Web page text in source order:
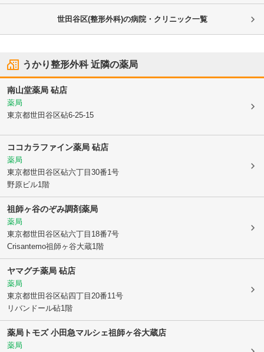
世田谷区(整形外科)の病院・クリニック一覧
うかり整形外科近隣の薬局
南山堂薬局 砧店
薬局
東京都世田谷区砧6-25-15
ココカラファイン薬局 砧店
薬局
東京都世田谷区砧六丁目30番1号
野原ビル1階
祖師ヶ谷のぞみ調剤薬局
薬局
東京都世田谷区砧六丁目18番7号
Crisantemo祖師ヶ谷大蔵1階
ヤマグチ薬局 砧店
薬局
東京都世田谷区砧四丁目20番11号
リバンドール砧1階
薬局トモズ 小田急マルシェ祖師ヶ谷大蔵店
薬局